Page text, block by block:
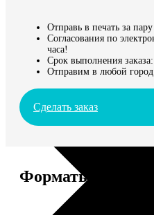
Отправь в печать за
Согласования по
часа!
Срок выполнения
Отправим в любой
Сделать заказ
Форматы и цены